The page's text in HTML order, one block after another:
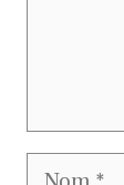
Nom